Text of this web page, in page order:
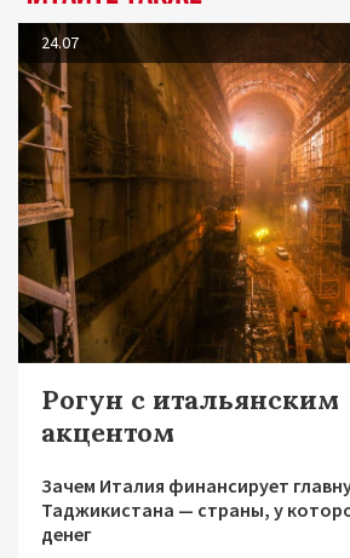
24.07
Рогун с итальянским
акцентом
Зачем Италия финансирует
Таджикистана — страны, у
денег